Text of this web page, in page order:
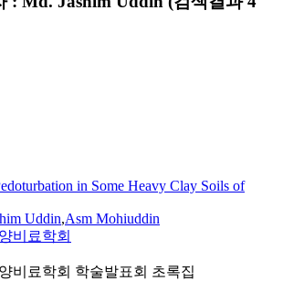
in Some Heavy Clay Soils of
Uddin,Asm Mohiuddin
비료학회
비료학회 학술발표회 초록집